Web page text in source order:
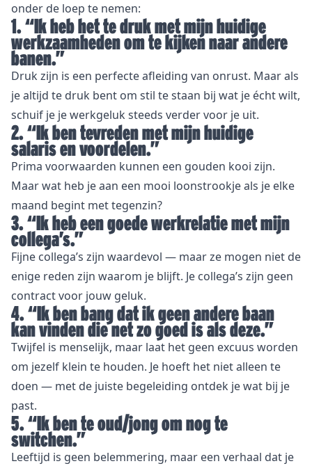
onder de loep te nemen:
1. “Ik heb het te druk met mijn huidige
werkzaamheden om te kijken naar andere
banen.”
Druk zijn is een perfecte afleiding van onrust. Maar als
je altijd te druk bent om stil te staan bij wat je écht wilt,
schuif je je werkgeluk steeds verder voor je uit.
2. “Ik ben tevreden met mijn huidige
salaris en voordelen.”
Prima voorwaarden kunnen een gouden kooi zijn.
Maar wat heb je aan een mooi loonstrookje als je elke
maand begint met tegenzin?
3. “Ik heb een goede werkrelatie met mijn
collega’s.”
Fijne collega’s zijn waardevol — maar ze mogen niet de
enige reden zijn waarom je blijft. Je collega’s zijn geen
contract voor jouw geluk.
4. “Ik ben bang dat ik geen andere baan
kan vinden die net zo goed is als deze.”
Twijfel is menselijk, maar laat het geen excuus worden
om jezelf klein te houden. Je hoeft het niet alleen te
doen — met de juiste begeleiding ontdek je wat bij je
past.
5. “Ik ben te oud/jong om nog te
switchen.”
Leeftijd is geen belemmering, maar een verhaal dat je